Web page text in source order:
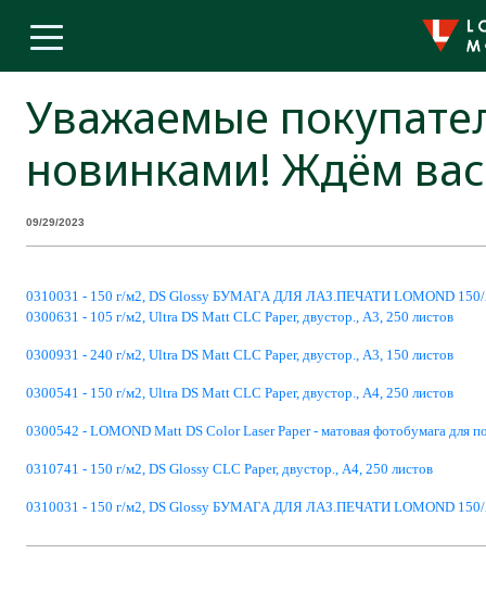
Уважаемые
новинками! Ждём
09/29/2023
0310031 - 150 г/м2, DS Glossy БУМАГА ДЛЯ ЛАЗ.ПЕЧАТИ LOMOND
0300631 - 105 г/м2, Ultra DS Matt CLC Paper, двустор., А3, 250 листов
0300931 - 240 г/м2, Ultra DS Matt CLC Paper, двустор., А3, 150 листов
0300541 - 150 г/м2, Ultra DS Matt CLC Paper, двустор., А4, 250 листов
0300542 - LOMOND Matt DS Color Laser Paper - матовая фотобумага для
0310741 - 150 г/м2, DS Glossy CLC Paper, двустор., А4, 250 листов
0310031 - 150 г/м2, DS Glossy БУМАГА ДЛЯ ЛАЗ.ПЕЧАТИ LOMOND